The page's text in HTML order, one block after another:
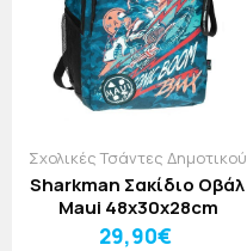
Σχολικές Τσάντες Δημοτικού
Sharkman Σακίδιο Οβάλ
Maui 48x30x28cm
29,90€